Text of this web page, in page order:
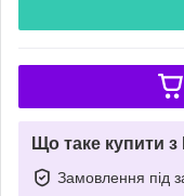
Що таке купити
Замовлення під